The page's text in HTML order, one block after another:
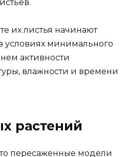
их листья начинают
условиях минимального
активности
влажности и времени
растений
пересаженные модели